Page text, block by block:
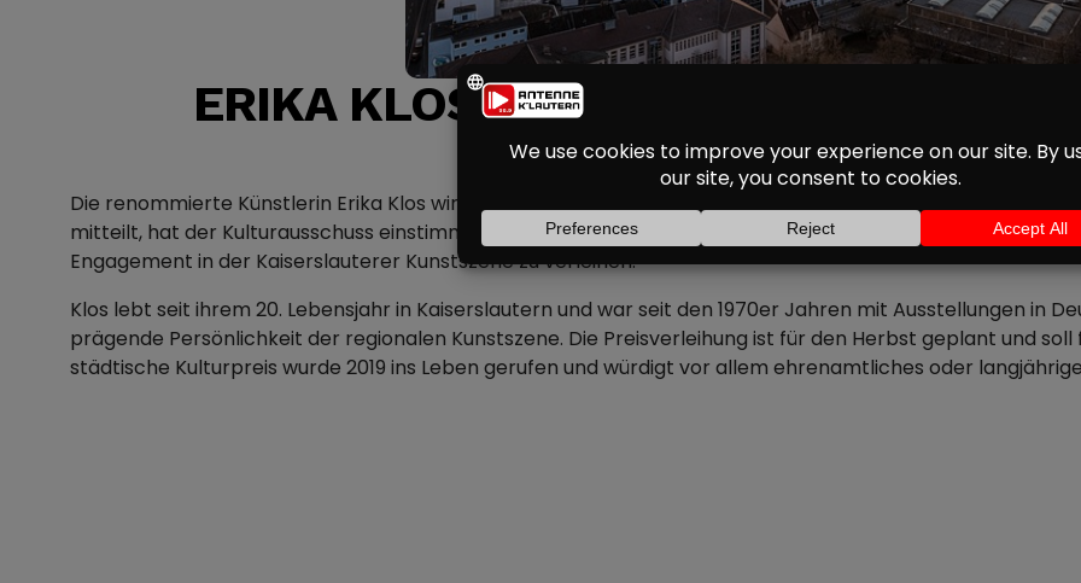
ERIKA KLOS ERHÄLT KULTURPREIS
KAISERSLAUTERN
Die renommierte Künstlerin Erika Klos wird in diesem Jahr mit dem Kulturpreis der Stadt Kaiserslautern
mitteilt, hat der Kulturausschuss einstimmig beschlossen, der 89-Jährigen die Auszeichnung für ihr
Engagement in der Kaiserslauterer Kunstszene zu verleihen.
Klos lebt seit ihrem 20. Lebensjahr in Kaiserslautern und war seit den 1970er Jahren mit Ausstellungen in
prägende Persönlichkeit der regionalen Kunstszene. Die Preisverleihung ist für den Herbst geplant und
städtische Kulturpreis wurde 2019 ins Leben gerufen und würdigt vor allem ehrenamtliches oder